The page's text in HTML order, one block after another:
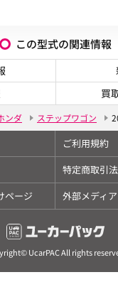
この型式の関連情報
買
ンダ ステップワゴン
ご利用規約
特定商取引
ページ
外部メディ
UcarPAC All rights